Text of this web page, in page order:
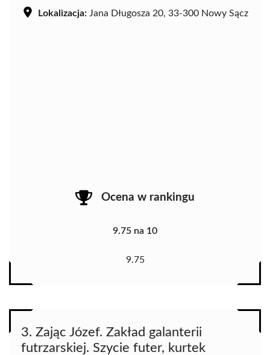
Lokalizacja: Jana Długosza 20, 33-300 Nowy Sącz
Ocena w rankingu
9.75 na 10
9.75
3. Zając Józef. Zakład galanterii
futrzarskiej. Szycie futer, kurtek